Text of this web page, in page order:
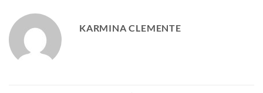
KARMINA CLEMENTE